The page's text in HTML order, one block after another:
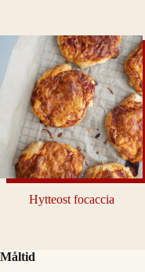
Hytteost focaccia
Måltid